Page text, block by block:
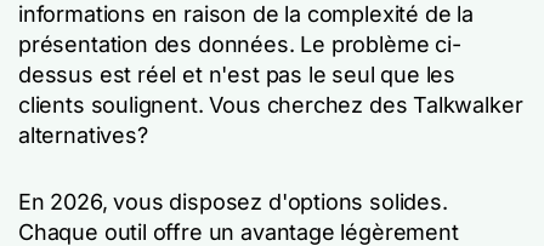
informations en raison de la complexité de la
présentation des données. Le problème ci-
dessus est réel et n'est pas le seul que les
clients soulignent. Vous cherchez des Talkwalker
alternatives?
En 2026, vous disposez d'options solides.
Chaque outil offre un avantage légèrement